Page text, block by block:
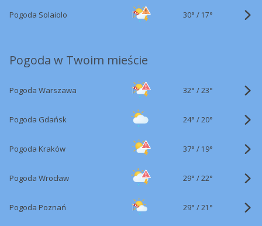
Pogoda Solaiolo 30° / 17°
Pogoda w Twoim mieście
Pogoda Warszawa 32° /23°
Pogoda Gdańsk 24° /20°
Pogoda Kraków 37° / 19°
Pogoda Wrocław 29° /22°
Pogoda Poznań 29° /21°